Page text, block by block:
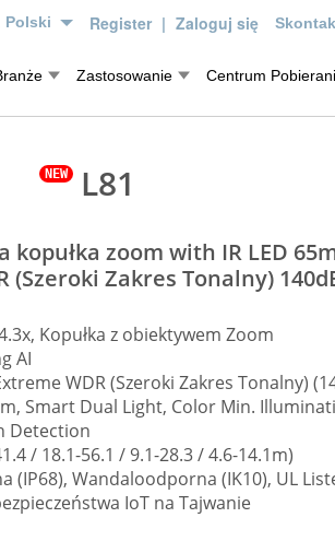
Polski Register | Zaloguj się
Zastosowanie Centrum
L81
zoom with IR LED
(Szeroki Zakres Tonalny)
Kopułka z obiektywem Zoom
AI
WDR (Szeroki Zakres Tonalny)
Smart Dual Light, Color Min.
Detection
/ 18.1-56.1 / 9.1-28.3 / 4.6-14.1m)
(IP68), Wandaloodporna (IK10), UL
IoT na Tajwanie